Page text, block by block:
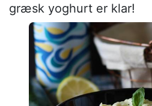
græsk yoghurt er klar!